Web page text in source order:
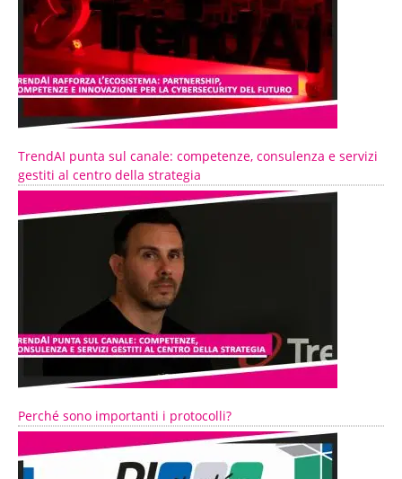
TrendAI punta sul canale: competenze, consulenza e servizi
gestiti al centro della strategia
Perché sono importanti i protocolli?